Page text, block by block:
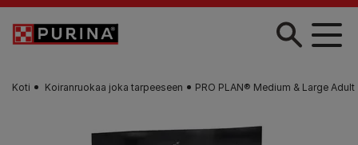
Skip to main content
Koti Koiranruokaa joka tarpeeseen PRO PLAN® Medium & Large